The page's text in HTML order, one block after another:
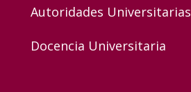
Autoridades Universitarias
Docencia Universitaria